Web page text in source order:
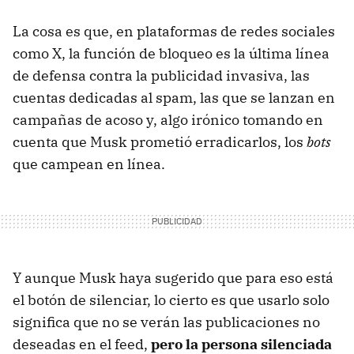
La cosa es que, en plataformas de redes sociales
como X, la función de bloqueo es la última línea
de defensa contra la publicidad invasiva, las
cuentas dedicadas al spam, las que se lanzan en
campañas de acoso y, algo irónico tomando en
cuenta que Musk prometió erradicarlos, los bots
que campean en línea.
Y aunque Musk haya sugerido que para eso está
el botón de silenciar, lo cierto es que usarlo solo
significa que no se verán las publicaciones no
deseadas en el feed, pero la persona silenciada